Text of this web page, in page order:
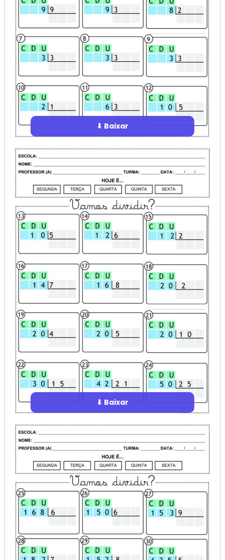
⬇ Baixar
⬇ Baixar